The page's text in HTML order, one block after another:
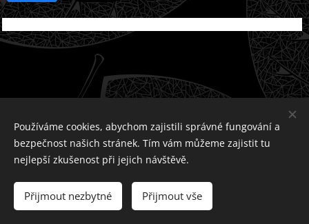
© Spolek JANOVIČKY
Vytvořeno službou Webnode
Používáme cookies, abychom zajistili správné fungování a
bezpečnost našich stránek. Tím vám můžeme zajistit tu
nejlepší zkušenost při jejich návštěvě.
Přijmout nezbytné Přijmout vše